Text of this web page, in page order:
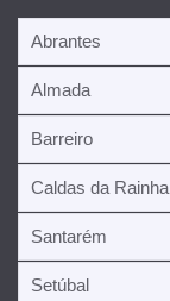
Abrantes
Almada
Barreiro
Caldas da Rainha
Santarém
Setúbal